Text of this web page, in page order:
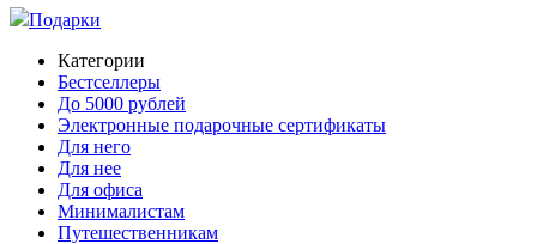
Подарки
Категории
Бестселлеры
До 5000 рублей
Электронные подарочные сертификаты
Для него
Для нее
Для офиса
Минималистам
Путешественникам